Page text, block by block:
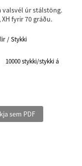
valsvél úr stálstöng.
XH fyrir 70 gráðu.
/ Stykki
10000 stykki/stykki á
sem PDF